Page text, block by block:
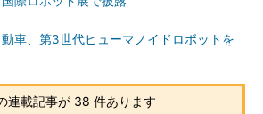
動車、第3世代ヒューマノイドロボットを
連載記事が 38 件あります